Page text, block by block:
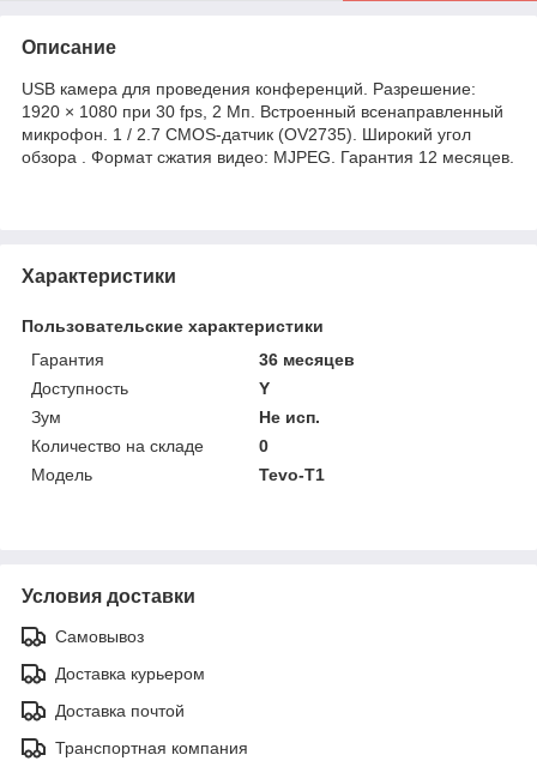
Описание
USB камера для проведения конференций. Разрешение:
1920 × 1080 при 30 fps, 2 Мп. Встроенный всенаправленный
микрофон. 1 / 2.7 CMOS-датчик (OV2735). Широкий угол
обзора . Формат сжатия видео: MJPEG. Гарантия 12 месяцев.
Характеристики
Пользовательские характеристики
Гарантия
36 месяцев
Доступность
Y
Зум
Не исп.
Количество на складе
0
Модель
Tevo-T1
Условия доставки
Самовывоз
Доставка курьером
Доставка почтой
Транспортная компания